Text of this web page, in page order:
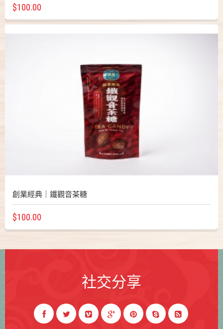
$100.00
創業經典｜鐵觀音茶糖
$100.00
社交分享